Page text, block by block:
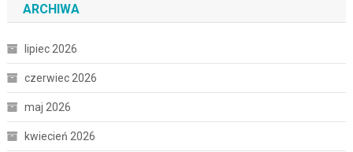
ARCHIWA
lipiec 2026
czerwiec 2026
maj 2026
kwiecień 2026